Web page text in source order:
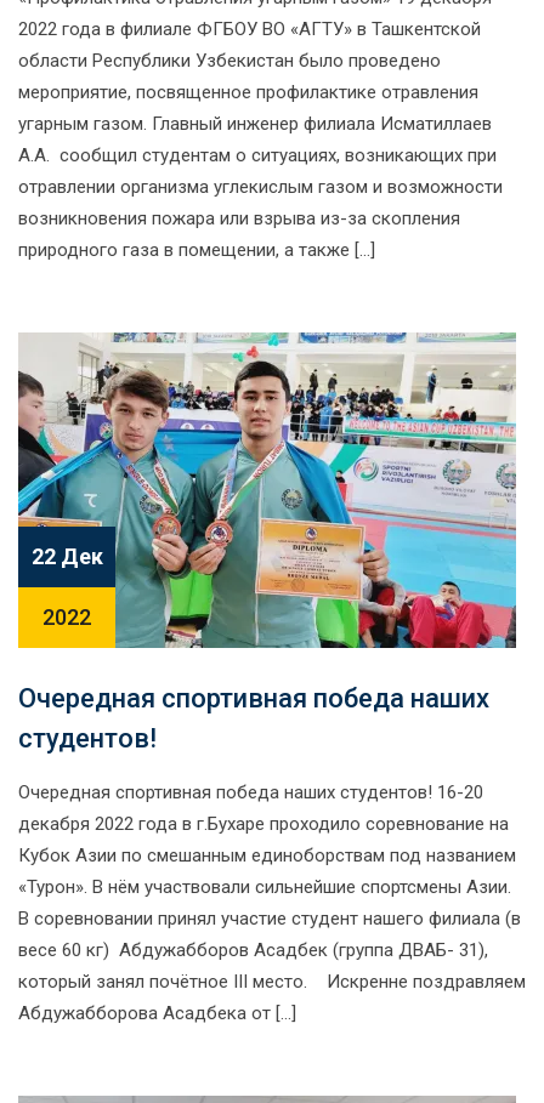
2022 года в филиале ФГБОУ ВО «АГТУ» в Ташкентской
области Республики Узбекистан было проведено
мероприятие, посвященное профилактике отравления
угарным газом. Главный инженер филиала Исматиллаев
А.А. сообщил студентам о ситуациях, возникающих при
отравлении организма углекислым газом и возможности
возникновения пожара или взрыва из-за скопления
природного газа в помещении, а также […]
22 Дек
2022
Очередная спортивная победа наших
студентов!
Очередная спортивная победа наших студентов! 16-20
декабря 2022 года в г.Бухаре проходило соревнование на
Кубок Азии по смешанным единоборствам под названием
«Турон». В нём участвовали сильнейшие спортсмены Азии.
В соревновании принял участие студент нашего филиала (в
весе 60 кг) Абдужабборов Асадбек (группа ДВАБ- 31),
который занял почётное III место. Искренне поздравляем
Абдужабборова Асадбека от […]